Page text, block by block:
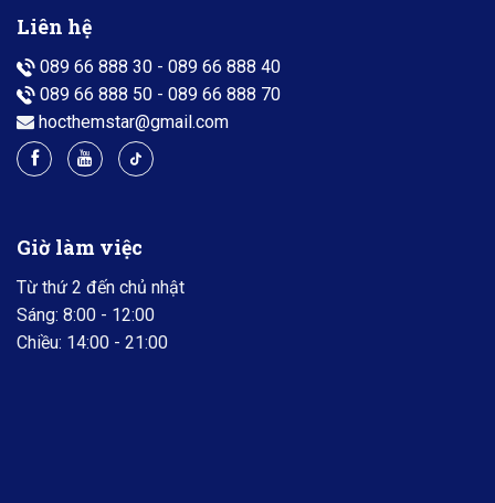
Liên hệ
089 66 888 30 - 089 66 888 40
089 66 888 50 - 089 66 888 70
hocthemstar@gmail.com
Giờ làm việc
Từ thứ 2 đến chủ nhật
Sáng: 8:00 - 12:00
Chiều: 14:00 - 21:00